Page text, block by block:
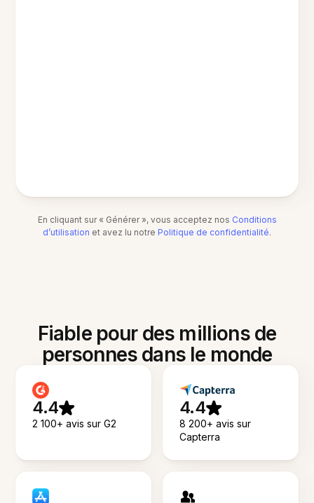
En cliquant sur « Générer », vous acceptez nos Conditions
d’utilisation et avez lu notre Politique de confidentialité.
Fiable pour des millions de
personnes dans le monde
4.4
2 100+ avis sur G2
4.4
8 200+ avis sur
Capterra